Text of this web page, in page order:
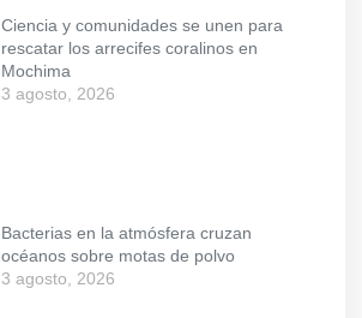
Ciencia y comunidades se unen para
rescatar los arrecifes coralinos en
Mochima
3 agosto, 2026
Bacterias en la atmósfera cruzan
océanos sobre motas de polvo
3 agosto, 2026